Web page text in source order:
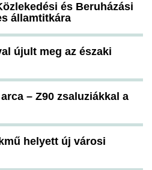
és Beruházási
államtitkára
újult meg az északi
– Z90 zsaluziákkal a
helyett új városi